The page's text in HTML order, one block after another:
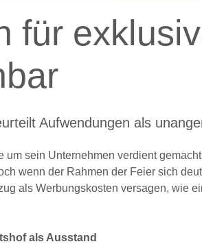
für
Aufwendungen als
um sein Unternehmen verdient
wenn der Rahmen der Feier sich
als Werbungskosten versagen, wie
als Ausstand